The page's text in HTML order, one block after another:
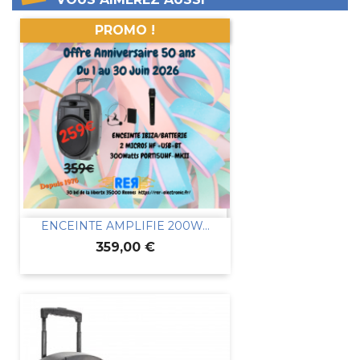
ENCEINTE AMPLIFIE 200W...
Prix
359,00 €
PROMO !